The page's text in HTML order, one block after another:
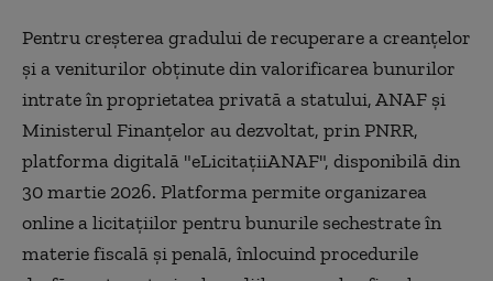
Pentru creşterea gradului de recuperare a creanţelor
şi a veniturilor obţinute din valorificarea bunurilor
intrate în proprietatea privată a statului, ANAF şi
Ministerul Finanţelor au dezvoltat, prin PNRR,
platforma digitală "eLicitaţiiANAF", disponibilă din
30 martie 2026. Platforma permite organizarea
online a licitaţiilor pentru bunurile sechestrate în
materie fiscală şi penală, înlocuind procedurile